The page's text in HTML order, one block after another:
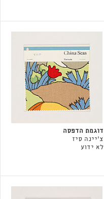
דוגמת הדפסה
צ'יינה סיז
לא ידוע